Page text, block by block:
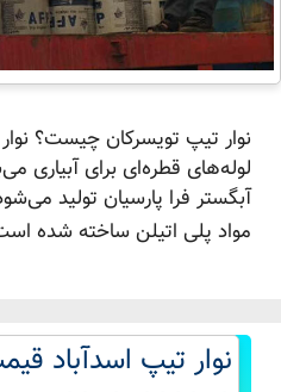
نوار تیپ تویسرکان چیست؟ نوار
لوله‌های قطره‌ای برای
آبگستر فرا پارسیان تولید
مواد پلی اتیلن ساخته شده
نوار تیپ اسدآباد